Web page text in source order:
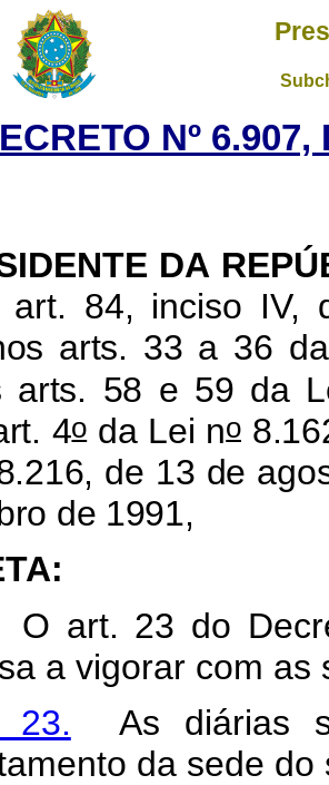
Nº
DA
art. 84, inciso IV,
arts. 33 a 36
arts. 58 e 59 da
4oda Lei no
de 13 de
de 1991,
art. 23 do
a vigorar com
23. As diárias
da sede